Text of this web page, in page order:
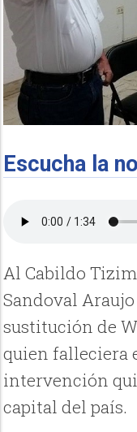
Escucha la
Al Cabildo
Sandoval
sustitución de
quien falleciera
intervención
capital del país.